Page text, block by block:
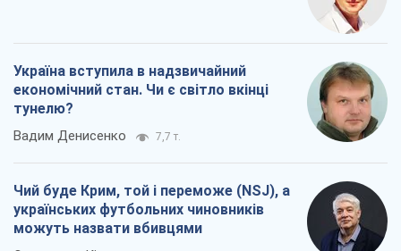
Україна вступила в надзвичайний
економічний стан. Чи є світло вкінці
тунелю?
Вадим Денисенко 7,7 т.
Чий буде Крим, той і переможе (NSJ), а
українських футбольних чиновників
можуть назвати вбивцями